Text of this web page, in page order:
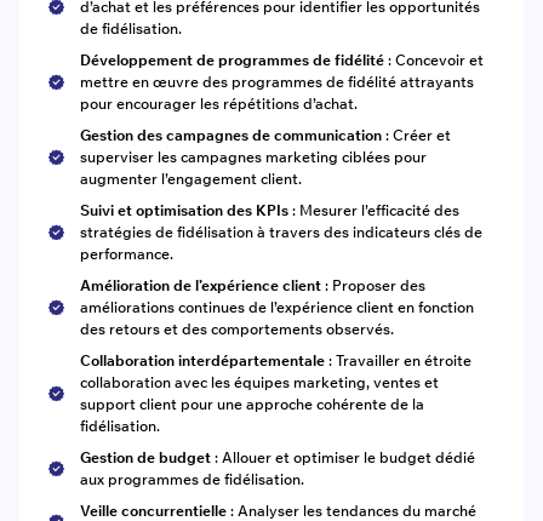
d’achat et les préférences pour identifier les opportunités
de fidélisation.
Développement de programmes de fidélité : Concevoir et
mettre en œuvre des programmes de fidélité attrayants
pour encourager les répétitions d’achat.
Gestion des campagnes de communication : Créer et
superviser les campagnes marketing ciblées pour
augmenter l’engagement client.
Suivi et optimisation des KPIs : Mesurer l’efficacité des
stratégies de fidélisation à travers des indicateurs clés de
performance.
Amélioration de l’expérience client : Proposer des
améliorations continues de l’expérience client en fonction
des retours et des comportements observés.
Collaboration interdépartementale : Travailler en étroite
collaboration avec les équipes marketing, ventes et
support client pour une approche cohérente de la
fidélisation.
Gestion de budget : Allouer et optimiser le budget dédié
aux programmes de fidélisation.
Veille concurrentielle : Analyser les tendances du marché